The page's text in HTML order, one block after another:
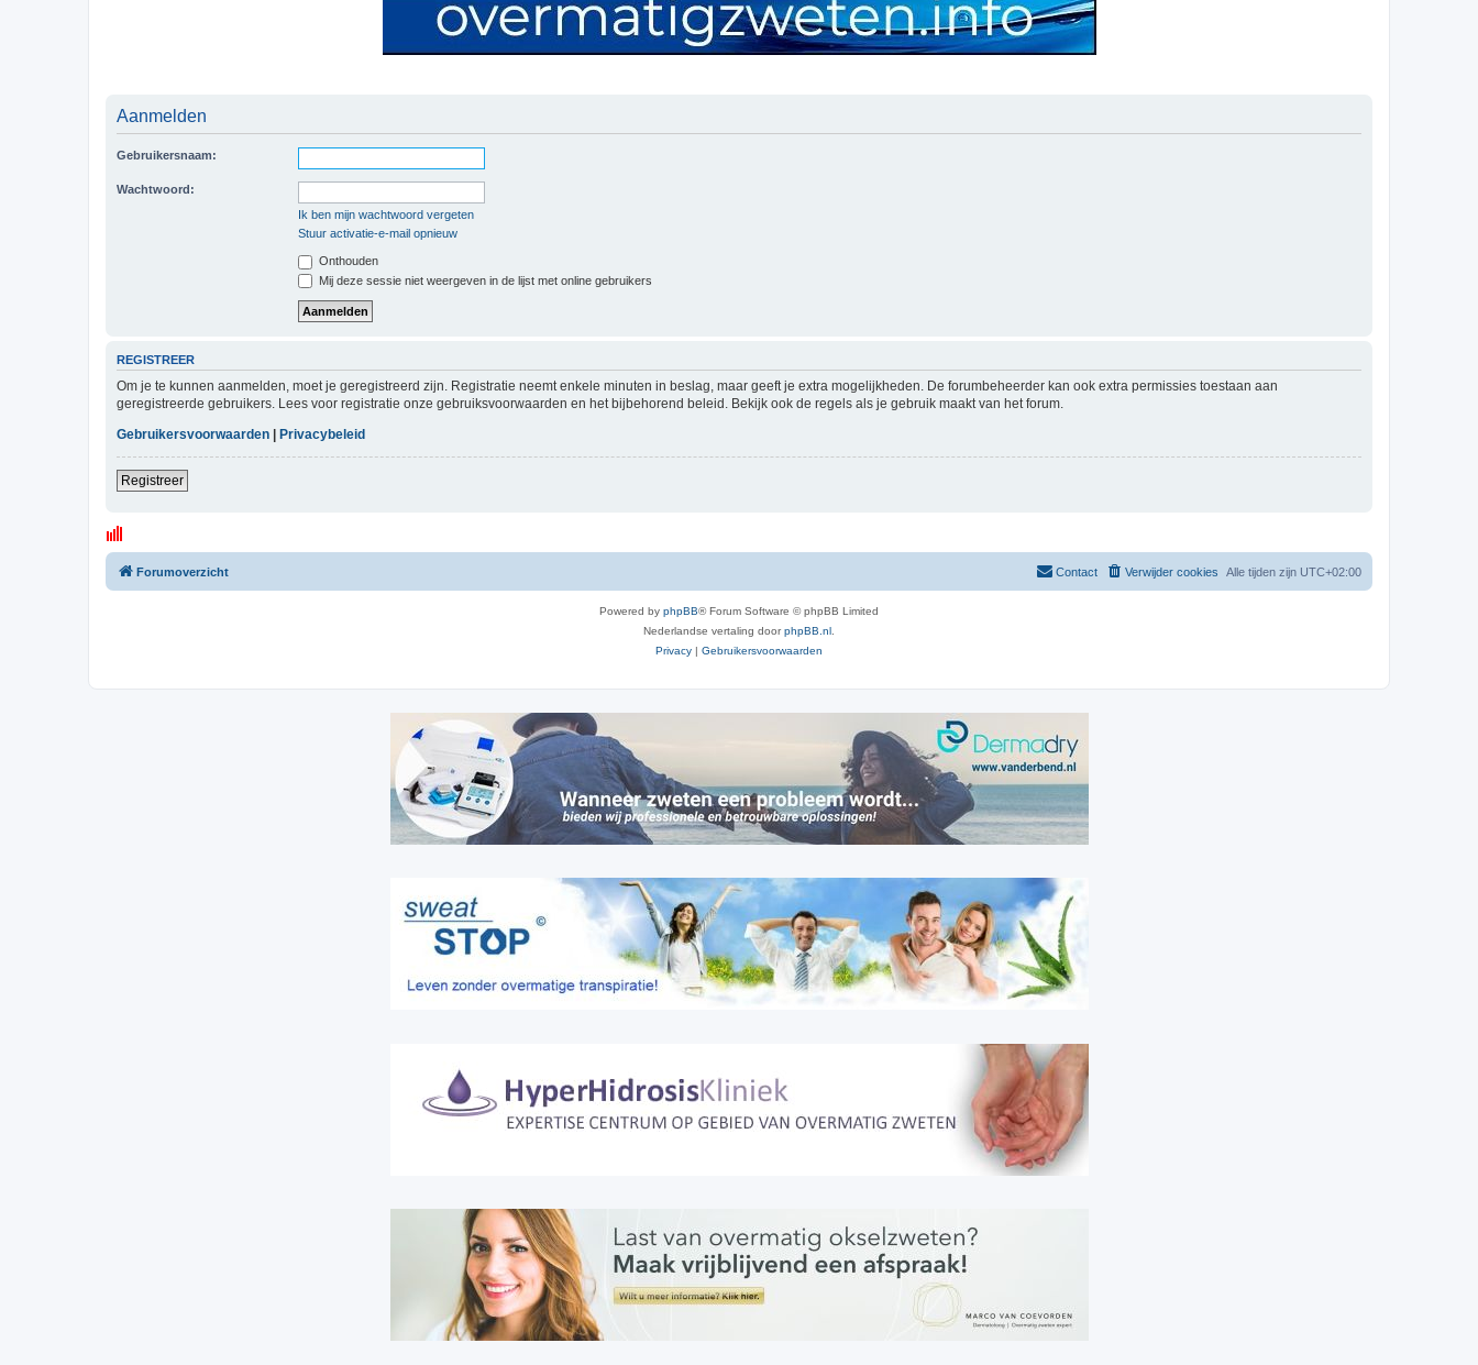
Aanmelden
Gebruikersnaam:
Wachtwoord:
Ik ben mijn wachtwoord vergeten
Stuur activatie-e-mail opnieuw
Onthouden
Mij deze sessie niet weergeven in de lijst met online gebruikers
REGISTREER
Om je te kunnen aanmelden, moet je geregistreerd zijn. Registratie neemt enkele minuten in beslag, maar geeft je extra mogelijkheden. De forumbeheerder kan ook extra permissies toestaan aan
geregistreerde gebruikers. Lees voor registratie onze gebruiksvoorwaarden en het bijbehorend beleid. Bekijk ook de regels als je gebruik maakt van het forum.
Gebruikersvoorwaarden | Privacybeleid
Registreer
Forumoverzicht Alle tijden zijn UTC+02:00
Verwijder cookies
Contact
Powered by phpBB® Forum Software © phpBB Limited
Nederlandse vertaling doorphpBB.nl
Privacy | Gebruikersvoorwaarden